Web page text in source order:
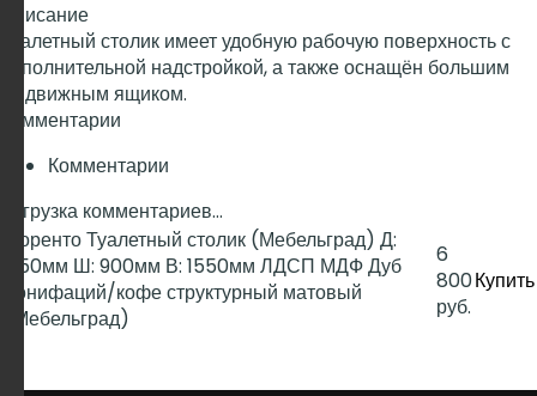
Описание
Туалетный столик имеет удобную рабочую поверхность с
дополнительной надстройкой, а также оснащён большим
выдвижным ящиком.
Комментарии
Комментарии
Загрузка комментариев...
Соренто Туалетный столик (Мебельград) Д:
450мм Ш: 900мм В: 1550мм ЛДСП МДФ Дуб
бонифаций/кофе структурный матовый
(Мебельград)
6
800
руб.
Купить